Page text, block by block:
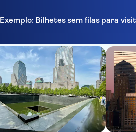
Exemplo: Bilhetes sem filas para